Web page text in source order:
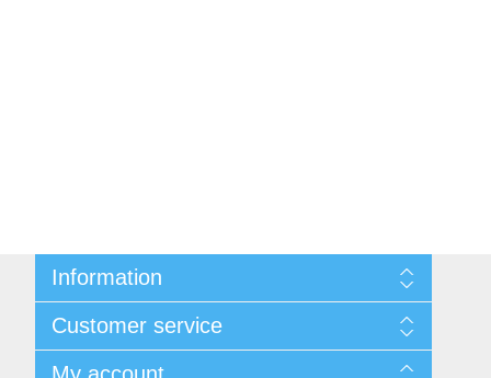
Information
Thông tin liên hệ
Thương Hiệu
Customer service